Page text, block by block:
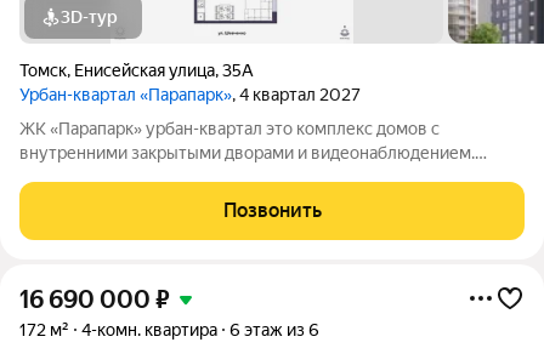
3D-тур
Томск, Енисейская улица,35А
Урбан-квартал «Парапарк», 4 квартал 2027
ЖК «Парапарк» урбан-квартал это комплекс домов с
внутренними закрытыми дворами и видеонаблюдением.
шаговой доступности от ключевых городских объектов и
образовательных учреждений. В
Позвонить
16 690 000 ₽
172 м² 4-комн. квартира 6 этаж из 6